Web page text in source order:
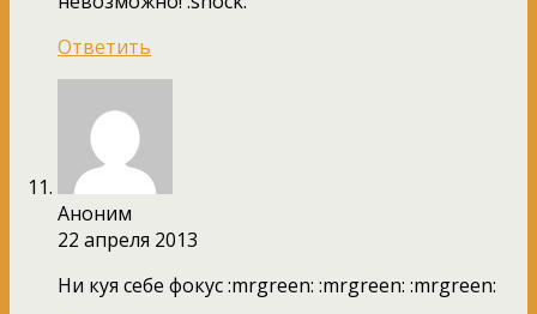
Ответить
Аноним
22 апреля 2013
Ни куя себе фокус :mrgreen: :mrgreen: :mrgreen: